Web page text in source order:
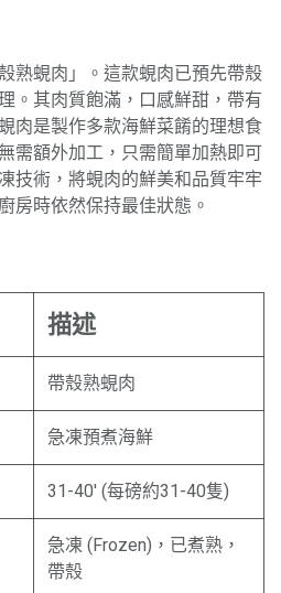
熟蜆肉」。這款蜆肉已預先帶殼
。其肉質飽滿，口感鮮甜，帶有
肉是製作多款海鮮菜餚的理想食
需額外加工，只需簡單加熱即可
技術，將蜆肉的鮮美和品質牢牢
房時依然保持最佳狀態。
描述
帶殼熟蜆肉
急凍預煮海鮮
31-40' (每磅約31-40隻)
急凍 (Frozen)，已煮熟，
帶殼